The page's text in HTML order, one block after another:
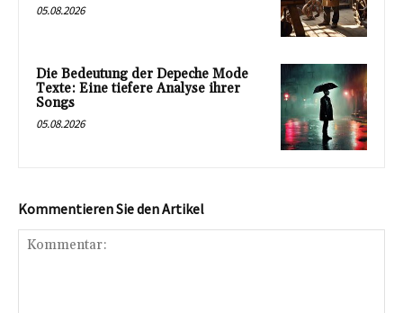
05.08.2026
Die Bedeutung der Depeche Mode
Texte: Eine tiefere Analyse ihrer
Songs
05.08.2026
Kommentieren Sie den Artikel